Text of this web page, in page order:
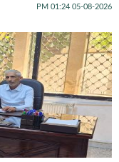
05-08-2026 01:24 PM